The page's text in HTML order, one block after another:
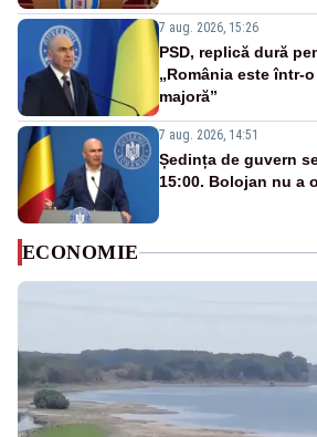
7 aug. 2026, 15:26
PSD, replică dură
„România este într-
majoră”
7 aug. 2026, 14:51
Ședința de guvern
15:00. Bolojan nu a
ECONOMIE